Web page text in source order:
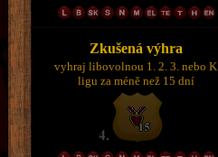
Zkušená výhra
vyhraj libovolnou 1. 2. 3. nebo K
ligu za méně než 15 dní